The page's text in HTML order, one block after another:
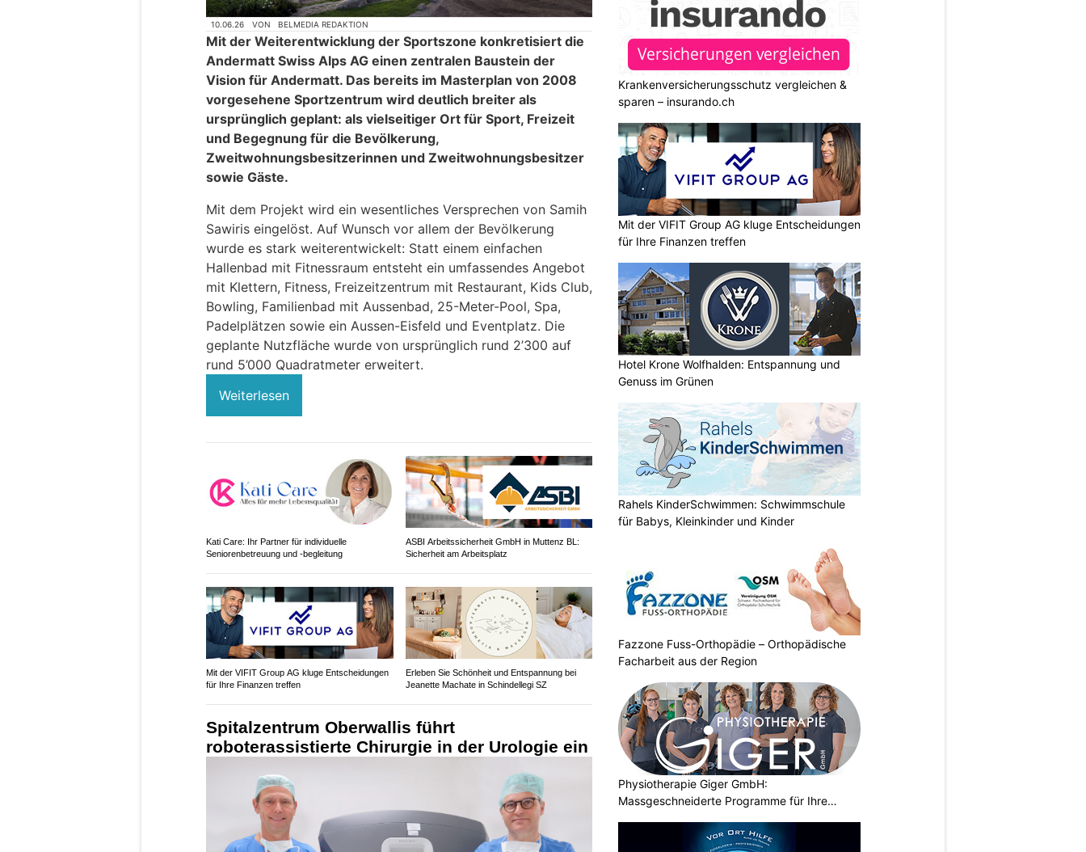
10.06.26 VON BELMEDIA REDAKTION
Mit der Weiterentwicklung der Sportszone konkretisiert die
Andermatt Swiss Alps AG einen zentralen Baustein der
Vision für Andermatt. Das bereits im Masterplan von 2008
vorgesehene Sportzentrum wird deutlich breiter als
ursprünglich geplant: als vielseitiger Ort für Sport, Freizeit
und Begegnung für die Bevölkerung,
Zweitwohnungsbesitzerinnen und Zweitwohnungsbesitzer
sowie Gäste.
Mit dem Projekt wird ein wesentliches Versprechen von Samih
Sawiris eingelöst. Auf Wunsch vor allem der Bevölkerung
wurde es stark weiterentwickelt: Statt einem einfachen
Hallenbad mit Fitnessraum entsteht ein umfassendes Angebot
mit Klettern, Fitness, Freizeitzentrum mit Restaurant, Kids Club,
Bowling, Familienbad mit Aussenbad, 25-Meter-Pool, Spa,
Padelplätzen sowie ein Aussen-Eisfeld und Eventplatz. Die
geplante Nutzfläche wurde von ursprünglich rund 2’300 auf
rund 5’000 Quadratmeter erweitert.
Weiterlesen
Kati Care: Ihr Partner für individuelle
Seniorenbetreuung und -begleitung
ASBI Arbeitssicherheit GmbH in Muttenz BL:
Sicherheit am Arbeitsplatz
Mit der VIFIT Group AG kluge Entscheidungen
für Ihre Finanzen treffen
Erleben Sie Schönheit und Entspannung bei
Jeanette Machate in Schindellegi SZ
Spitalzentrum Oberwallis führt
roboterassistierte Chirurgie in der Urologie ein
Krankenversicherungsschutz vergleichen &
sparen – insurando.ch
Mit der VIFIT Group AG kluge Entscheidungen
für Ihre Finanzen treffen
Hotel Krone Wolfhalden: Entspannung und
Genuss im Grünen
Rahels KinderSchwimmen: Schwimmschule
für Babys, Kleinkinder und Kinder
Fazzone Fuss-Orthopädie – Orthopädische
Facharbeit aus der Region
Physiotherapie Giger GmbH:
Massgeschneiderte Programme für Ihre